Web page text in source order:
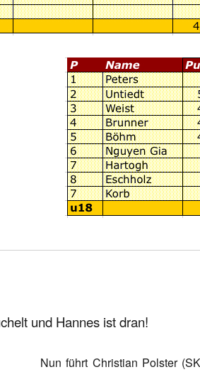
und Hannes ist dran!
Nun führt Christian Polster